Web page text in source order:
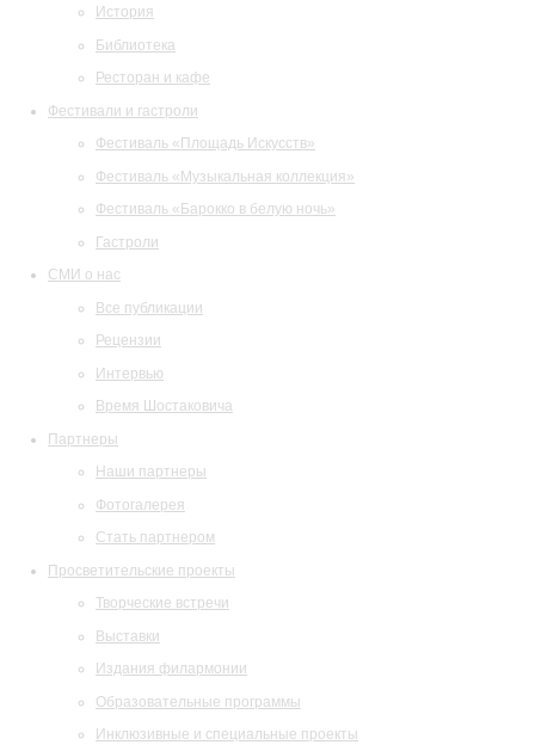
История
Библиотека
Ресторан и кафе
Фестивали и гастроли
Фестиваль «Площадь Искусств»
Фестиваль «Музыкальная коллекция»
Фестиваль «Барокко в белую ночь»
Гастроли
СМИ о нас
Все публикации
Рецензии
Интервью
Время Шостаковича
Партнеры
Наши партнеры
Фотогалерея
Стать партнером
Просветительские проекты
Творческие встречи
Выставки
Издания филармонии
Образовательные программы
Инклюзивные и специальные проекты